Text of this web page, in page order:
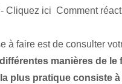
Cliquez ici Comment
à faire est de consulter
différentes manières de le
plus pratique consiste